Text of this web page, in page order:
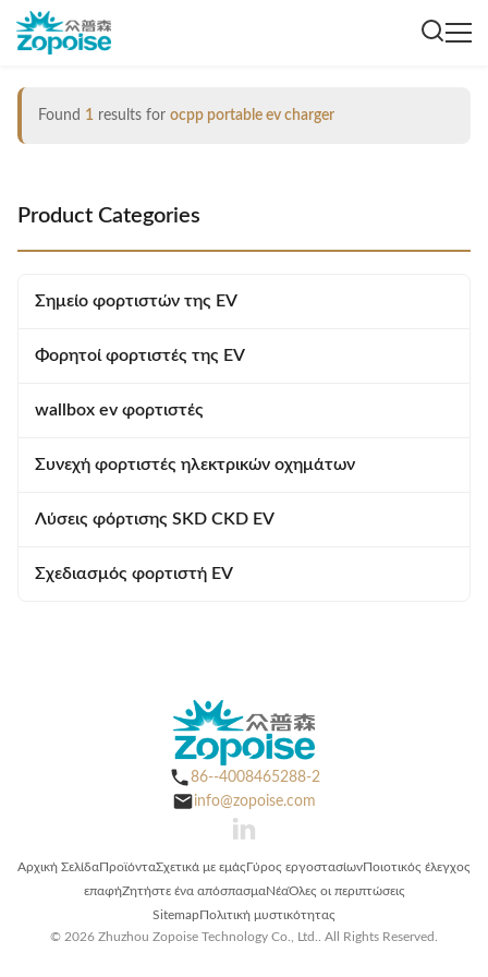
Found 1 results for ocpp portable ev charger
Product Categories
Σημείο φορτιστών της EV
Φορητοί φορτιστές της EV
wallbox ev φορτιστές
Συνεχή φορτιστές ηλεκτρικών οχημάτων
Λύσεις φόρτισης SKD CKD EV
Σχεδιασμός φορτιστή EV
86--4008465288-2
info@zopoise.com
Αρχική ΣελίδαΠροϊόνταΣχετικά με εμάςΓύρος εργοστασίωνΠοιοτικός έλεγχος
επαφήΖητήστε ένα απόσπασμαΝέαΌλες οι περιπτώσεις
SitemapΠολιτική μυστικότητας
© 2026 Zhuzhou Zopoise Technology Co., Ltd.. All Rights Reserved.